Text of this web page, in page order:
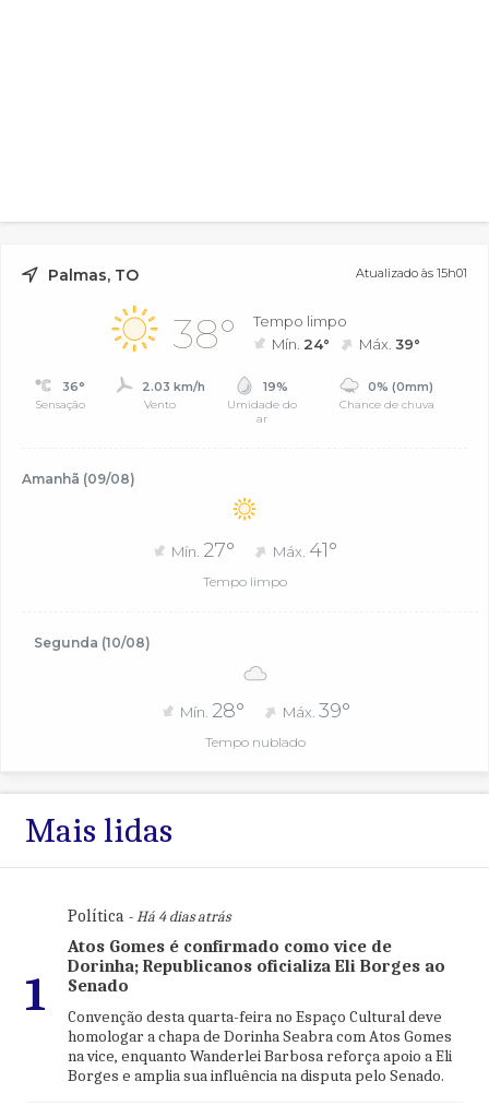
Palmas, TO Atualizado às 15h01
38°
Tempo limpo
Mín. 24° Máx.39°
36°
Sensação
2.03 km/h
Vento
19%
Umidade do
ar
0% (0mm)
Chance de chuva
Amanhã (09/08)
Mín. 27° Máx. 41°
Tempo limpo
Segunda (10/08)
Mín. 28° Máx. 39°
Tempo nublado
Mais lidas
1
Política- Há 4 dias atrás
Atos Gomes é confirmado como vice de
Dorinha; Republicanos oficializa Eli Borges ao
Senado
Convenção desta quarta-feira no Espaço Cultural deve
homologar a chapa de Dorinha Seabra com Atos Gomes
na vice, enquanto Wanderlei Barbosa reforça apoio a Eli
Borges e amplia sua influência na disputa pelo Senado.